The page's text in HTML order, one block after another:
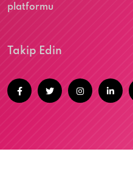
platformu
Takip Edin